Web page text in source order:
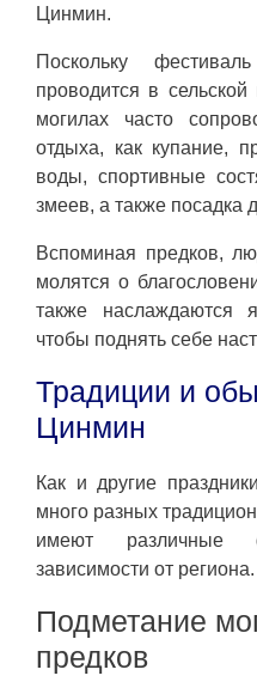
Цинмин.
Поскольку
проводится в
могилах часто
отдыха, как купание,
воды, спортивные
змеев, а также посадка
Вспоминая предков,
молятся о
также наслаждаются
чтобы поднять себе
Традиции и
Цинмин
Как и другие
много разных
имеют
зависимости от региона.
Подметание
предков